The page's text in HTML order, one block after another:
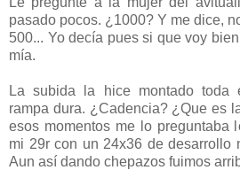
pasado pocos. ¿1000? Y me dice,
500... Yo decía pues si que voy
mía.
La subida la hice montado toda
rampa dura. ¿Cadencia? ¿Que es
esos momentos me lo preguntaba
mi 29r con un 24x36 de desarrollo
Aun así dando chepazos fuimos